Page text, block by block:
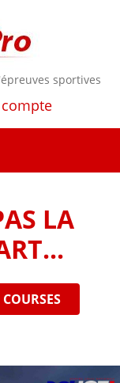
sportives
LA